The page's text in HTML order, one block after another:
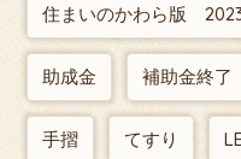
住まいのかわら版
助成金 補助金終了
手摺 てすり